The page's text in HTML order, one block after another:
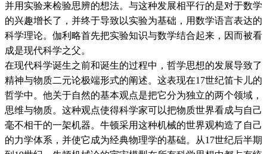
并用实验来检验思辨的想法。与这种发展相平行的是对于数学
的兴趣增长了，并终于导致以实验为基础，用数学语言表达的
科学理论。伽利略首先把实验知识与数学结合起来，因而被看
成是现代科学之父。
在现代科学诞生之前和诞生的过程中，哲学思想的发展导致了
精神与物质二元论极端形式的阐述。这表现在17世纪笛卡儿的
哲学中。他关于自然的基本观点是把它分为独立的两个领域，
思维与物质。这种观点使得科学家可以把物质世界看成与自己
毫不相干的一架机器。牛顿采用这种机械的世界观构造了自己
的力学体系，并使它成为经典物理学的基础。从17世纪后半期